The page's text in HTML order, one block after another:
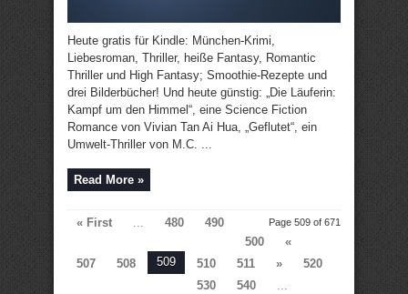
Heute gratis für Kindle: München-Krimi,
Liebesroman, Thriller, heiße Fantasy, Romantic
Thriller und High Fantasy; Smoothie-Rezepte und
drei Bilderbücher! Und heute günstig: „Die Läuferin:
Kampf um den Himmel“, eine Science Fiction
Romance von Vivian Tan Ai Hua, „Geflutet“, ein
Umwelt-Thriller von M.C. ...
Read More »
Page 509 of 671
« First ... 480
490
500
«
507
508 509 510 511 »
520
530
540
...